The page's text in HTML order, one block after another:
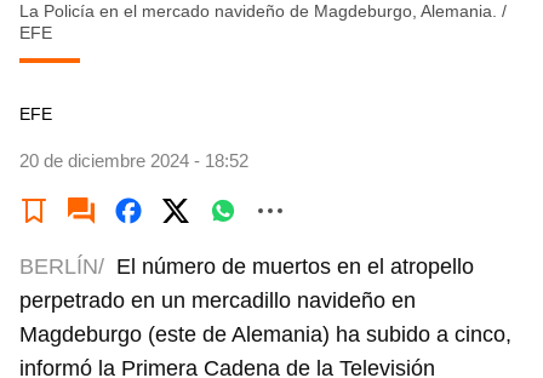
La Policía en el mercado navideño de Magdeburgo, Alemania. /
EFE
EFE
20 de diciembre 2024 - 18:52
BERLÍN/ El número de muertos en el atropello
perpetrado en un mercadillo navideño en
Magdeburgo (este de Alemania) ha subido a cinco,
informó la Primera Cadena de la Televisión